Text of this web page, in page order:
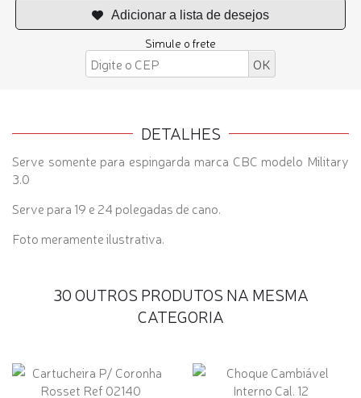
Simule o frete
DETALHES
Serve somente para espingarda marca CBC modelo Military
3.0
Serve para 19 e 24 polegadas de cano.
Foto meramente ilustrativa.
30 OUTROS PRODUTOS NA MESMA
CATEGORIA